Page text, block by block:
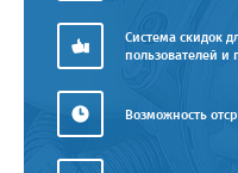
Система скидок
пользователей и
Возможность